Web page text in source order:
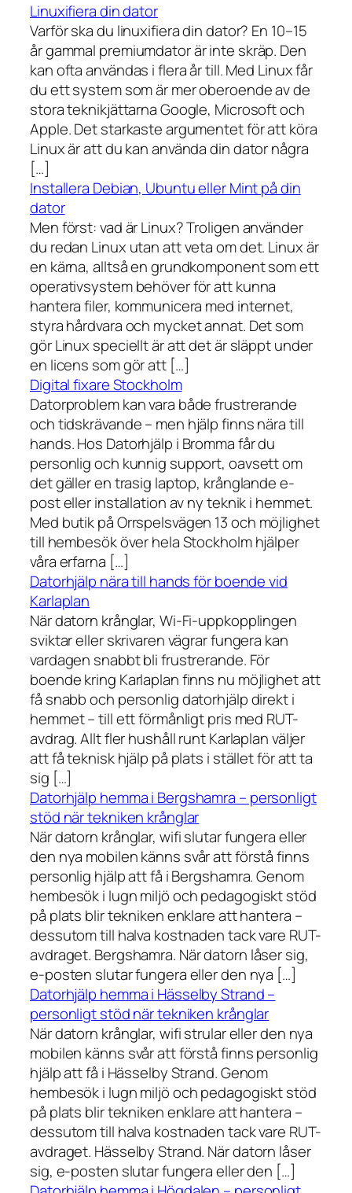
Linuxifiera din dator
Varför ska du linuxifiera din dator? En 10–15
år gammal premiumdator är inte skräp. Den
kan ofta användas i flera år till. Med Linux får
du ett system som är mer oberoende av de
stora teknikjättarna Google, Microsoft och
Apple. Det starkaste argumentet för att köra
Linux är att du kan använda din dator några
[…]
Installera Debian, Ubuntu eller Mint på din
dator
Men först: vad är Linux? Troligen använder
du redan Linux utan att veta om det. Linux är
en kärna, alltså en grundkomponent som ett
operativsystem behöver för att kunna
hantera filer, kommunicera med internet,
styra hårdvara och mycket annat. Det som
gör Linux speciellt är att det är släppt under
en licens som gör att […]
Digital fixare Stockholm
Datorproblem kan vara både frustrerande
och tidskrävande – men hjälp finns nära till
hands. Hos Datorhjälp i Bromma får du
personlig och kunnig support, oavsett om
det gäller en trasig laptop, krånglande e-
post eller installation av ny teknik i hemmet.
Med butik på Orrspelsvägen 13 och möjlighet
till hembesök över hela Stockholm hjälper
våra erfarna […]
Datorhjälp nära till hands för boende vid
Karlaplan
När datorn krånglar, Wi-Fi-uppkopplingen
sviktar eller skrivaren vägrar fungera kan
vardagen snabbt bli frustrerande. För
boende kring Karlaplan finns nu möjlighet att
få snabb och personlig datorhjälp direkt i
hemmet – till ett förmånligt pris med RUT-
avdrag. Allt fler hushåll runt Karlaplan väljer
att få teknisk hjälp på plats i stället för att ta
sig […]
Datorhjälp hemma i Bergshamra – personligt
stöd när tekniken krånglar
När datorn krånglar, wifi slutar fungera eller
den nya mobilen känns svår att förstå finns
personlig hjälp att få i Bergshamra. Genom
hembesök i lugn miljö och pedagogiskt stöd
på plats blir tekniken enklare att hantera –
dessutom till halva kostnaden tack vare RUT-
avdraget. Bergshamra. När datorn låser sig,
e-posten slutar fungera eller den nya […]
Datorhjälp hemma i Hässelby Strand –
personligt stöd när tekniken krånglar
När datorn krånglar, wifi strular eller den nya
mobilen känns svår att förstå finns personlig
hjälp att få i Hässelby Strand. Genom
hembesök i lugn miljö och pedagogiskt stöd
på plats blir tekniken enklare att hantera –
dessutom till halva kostnaden tack vare RUT-
avdraget. Hässelby Strand. När datorn låser
sig, e-posten slutar fungera eller den […]